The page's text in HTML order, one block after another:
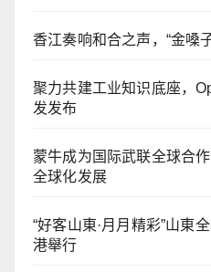
香江奏响和合之声，“金嗓
聚力共建工业知识底座，
发发布
蒙牛成为国际武联全球合
全球化发展
“好客山東·月月精彩”山東
港舉行